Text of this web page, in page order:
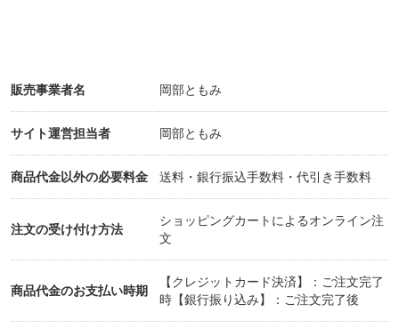
販売事業者名 岡部ともみ
サイト運営担当者 岡部ともみ
商品代金以外の必要料金 送料・銀行振込手数料・代引き手数料
注文の受け付け方法
ショッピングカートによるオンライン注
文
商品代金のお支払い時期
【クレジットカード決済】：ご注文完了
時【銀行振り込み】：ご注文完了後